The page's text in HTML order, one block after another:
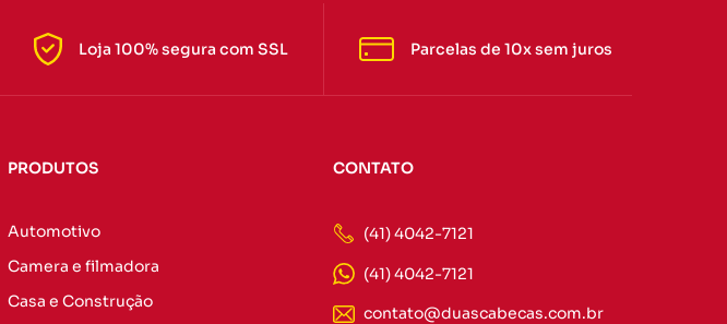
Loja 100% segura com SSL Parcelas de 10x sem juros
PRODUTOS
Automotivo
Camera e filmadora
Casa e Construção
CONTATO
(41) 4042-7121
(41) 4042-7121
contato@duascabecas.com.br